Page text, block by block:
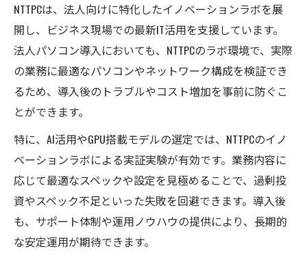
授
法人パソコンの未来を拓く最新イノベーション
法人パソコンにおける最新イノベーション
動向
AI活用で進化する法人パソコンの業務効率化
法人パソコンの未来を変えるGPU技術の進化
NTTPCイノベーションラボが示す次世代法人
パソコン
法人パソコン刷新で実現する働き方改革の
最前線
NTTPCは、法人向けに特化したイノベーションラボを展
開し、ビジネス現場での最新IT活用を支援しています。
法人パソコン導入においても、NTTPCのラボ環境で、実際
の業務に最適なパソコンやネットワーク構成を検証でき
るため、導入後のトラブルやコスト増加を事前に防ぐこ
とができます。
特に、AI活用やGPU搭載モデルの選定では、NTTPCのイノ
ベーションラボによる実証実験が有効です。業務内容に
応じて最適なスペックや設定を見極めることで、過剰投
資やスペック不足といった失敗を回避できます。導入後
も、サポート体制や運用ノウハウの提供により、長期的
な安定運用が期待できます。